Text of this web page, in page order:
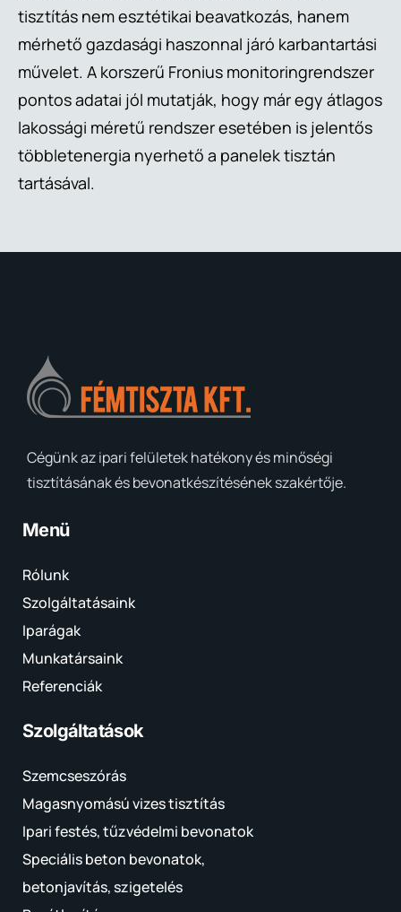
tisztítás nem esztétikai beavatkozás, hanem
mérhető gazdasági haszonnal járó karbantartási
művelet. A korszerű Fronius monitoringrendszer
pontos adatai jól mutatják, hogy már egy átlagos
lakossági méretű rendszer esetében is jelentős
többletenergia nyerhető a panelek tisztán
tartásával.
Cégünk az ipari felületek hatékony és minőségi
tisztításának és bevonatkészítésének szakértője.
Menü
Rólunk
Szolgáltatásaink
Iparágak
Munkatársaink
Referenciák
Szolgáltatások
Szemcseszórás
Magasnyomású vizes tisztítás
Ipari festés, tűzvédelmi bevonatok
Speciális beton bevonatok,
betonjavítás, szigetelés